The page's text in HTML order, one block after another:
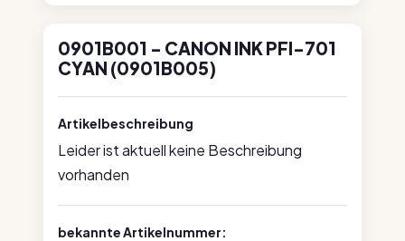
0901B001 - CANON INK PFI-701
CYAN (0901B005)
Artikelbeschreibung
Leider ist aktuell keine Beschreibung
vorhanden
bekannte Artikelnummer: